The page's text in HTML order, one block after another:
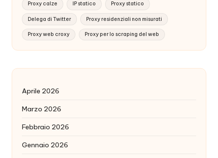
Proxy calze IP statico Proxy statico
Delega di Twitter Proxy residenziali non misurati
Proxy web croxy Proxy per lo scraping del web
Aprile 2026
Marzo 2026
Febbraio 2026
Gennaio 2026